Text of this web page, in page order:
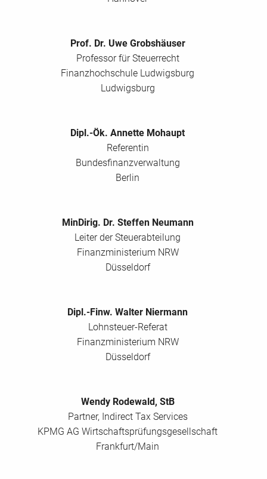
Prof. Dr. Uwe Grobshäuser
Professor für Steuerrecht
Finanzhochschule Ludwigsburg
Ludwigsburg
Dipl.-Ök. Annette Mohaupt
Referentin
Bundesfinanzverwaltung
Berlin
MinDirig. Dr. Steffen Neumann
Leiter der Steuerabteilung
Finanzministerium NRW
Düsseldorf
Dipl.-Finw. Walter Niermann
Lohnsteuer-Referat
Finanzministerium NRW
Düsseldorf
Wendy Rodewald, StB
Partner, Indirect Tax Services
KPMG AG Wirtschaftsprüfungsgesellschaft
Frankfurt/Main